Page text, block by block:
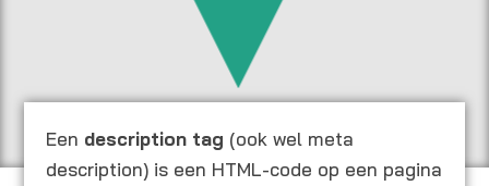
Een description tag (ook wel meta
description) is een HTML-code op een pagina